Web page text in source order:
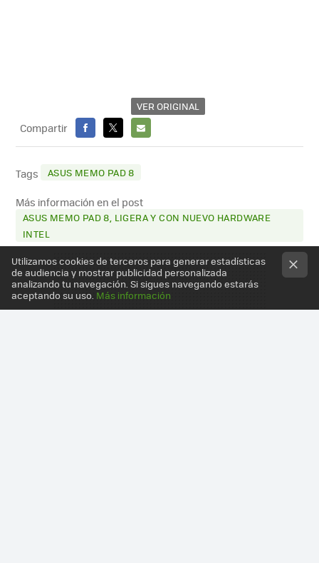
VER ORIGINAL
Compartir
FACEBOOK
X
E-
MAIL
Tags ASUS MEMO PAD 8
Más información en el post
ASUS MEMO PAD 8, LIGERA Y CON NUEVO HARDWARE
INTEL
Utilizamos cookies de terceros para generar estadísticas
de audiencia y mostrar publicidad personalizada
analizando tu navegación. Si sigues navegando estarás
aceptando su uso. Más información